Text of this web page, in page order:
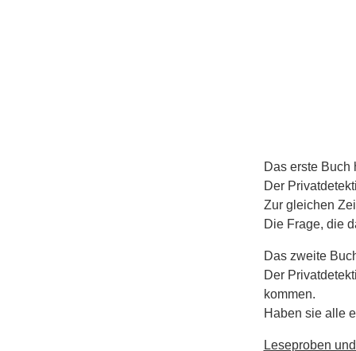
Das erste
Der
Zur gleichen
Die Frage, die
Das zweite
Der
kommen.
Haben sie alle
Leseproben